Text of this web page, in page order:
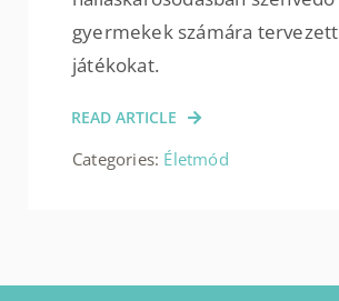
gyermekek számára tervezett
játékokat.
READ ARTICLE
Categories: Életmód